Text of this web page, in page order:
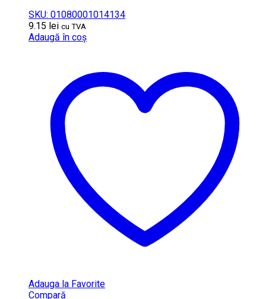
SKU: 01080001014134
9.15 lei cu TVA
Adaugă în coș
Adauga la Favorite
Compară